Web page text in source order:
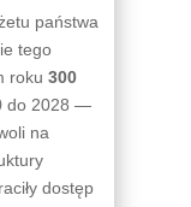
państwa
tego
roku 300
do 2028 —
na
dostęp